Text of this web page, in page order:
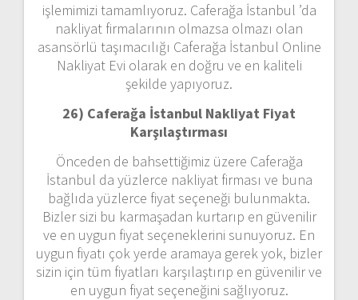
işlemimizi tamamlıyoruz. Caferağa İstanbul ’da
nakliyat firmalarının olmazsa olmazı olan
asansörlü taşımacılığı Caferağa İstanbul Online
Nakliyat Evi olarak en doğru ve en kaliteli
şekilde yapıyoruz.
26) Caferağa İstanbul Nakliyat Fiyat
Karşılaştırması
Önceden de bahsettiğimiz üzere Caferağa
İstanbul da yüzlerce nakliyat firması ve buna
bağlıda yüzlerce fiyat seçeneği bulunmakta.
Bizler sizi bu karmaşadan kurtarıp en güvenilir
ve en uygun fiyat seçeneklerini sunuyoruz. En
uygun fiyatı çok yerde aramaya gerek yok, bizler
sizin için tüm fiyatları karşılaştırıp en güvenilir ve
en uygun fiyat seçeneğini sağlıyoruz.